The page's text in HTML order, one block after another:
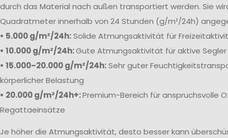
durch das Material nach außen transportiert werden. Sie
Quadratmeter innerhalb von 24 Stunden (g/m²/24h)
• 5.000 g/m²/24h:Solide Atmungsaktivität für
• 10.000 g/m²/24h:Gute Atmungsaktivität für aktive Segler
• 15.000–20.000 g/m²/24h:Sehr guter
körperlicher Belastung
• 20.000 g/m²/24h+:Premium-Bereich für anspruchsvolle
Regattaeinsätze
Je höher die Atmungsaktivität, desto besser kann